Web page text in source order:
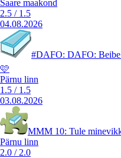
Saare maakond
2.5 / 1.5
04.08.2026
#DAFO: DAFO:
🩷
Pärnu linn
1.5 / 1.5
03.08.2026
MMM 10: Tule
Pärnu linn
2.0 / 2.0